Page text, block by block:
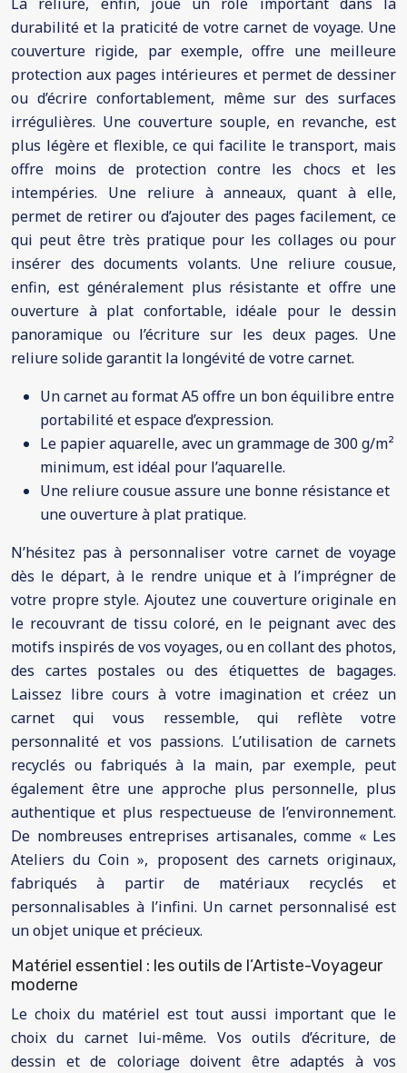
durabilité et la praticité de votre carnet de voyage. Une
couverture rigide, par exemple, offre une meilleure
protection aux pages intérieures et permet de dessiner
ou d’écrire confortablement, même sur des surfaces
irrégulières. Une couverture souple, en revanche, est
plus légère et flexible, ce qui facilite le transport, mais
offre moins de protection contre les chocs et les
intempéries. Une reliure à anneaux, quant à elle,
permet de retirer ou d’ajouter des pages facilement, ce
qui peut être très pratique pour les collages ou pour
insérer des documents volants. Une reliure cousue,
enfin, est généralement plus résistante et offre une
ouverture à plat confortable, idéale pour le dessin
panoramique ou l’écriture sur les deux pages. Une
reliure solide garantit la longévité de votre carnet.
Un carnet au format A5 offre un bon équilibre entre
portabilité et espace d’expression.
Le papier aquarelle, avec un grammage de 300 g/m²
minimum, est idéal pour l’aquarelle.
Une reliure cousue assure une bonne résistance et
une ouverture à plat pratique.
N’hésitez pas à personnaliser votre carnet de voyage
dès le départ, à le rendre unique et à l’imprégner de
votre propre style. Ajoutez une couverture originale en
le recouvrant de tissu coloré, en le peignant avec des
motifs inspirés de vos voyages, ou en collant des photos,
des cartes postales ou des étiquettes de bagages.
Laissez libre cours à votre imagination et créez un
carnet qui vous ressemble, qui reflète votre
personnalité et vos passions. L’utilisation de carnets
recyclés ou fabriqués à la main, par exemple, peut
également être une approche plus personnelle, plus
authentique et plus respectueuse de l’environnement.
De nombreuses entreprises artisanales, comme « Les
Ateliers du Coin », proposent des carnets originaux,
fabriqués à partir de matériaux recyclés et
personnalisables à l’infini. Un carnet personnalisé est
un objet unique et précieux.
Matériel essentiel : les outils de l’Artiste-Voyageur
moderne
Le choix du matériel est tout aussi important que le
choix du carnet lui-même. Vos outils d’écriture, de
dessin et de coloriage doivent être adaptés à vos